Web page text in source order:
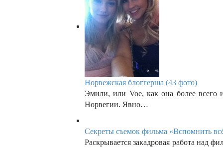
Норвежская блоггерша (43 фото)
Эмили, или Voe, как она более всего
Норвегии. Явно…
Секреты съемок фильма «Вспомнить
Раскрывается закадровая работа над